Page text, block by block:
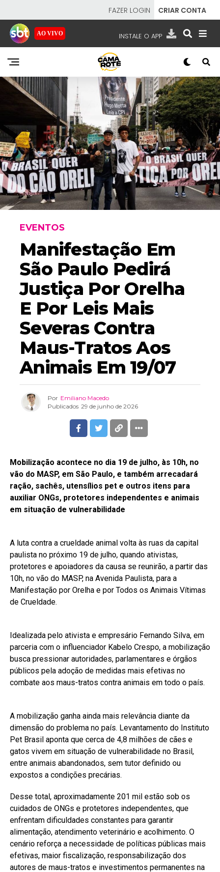
FAZER LOGIN CRIAR CONTA
AO VIVO INSTALE O APP
EMISSORAS
NOSSAS REDES APP TV SBT
SBT- SISTEMA BRASILEIRO DE TELEVISÃO
EVENTOS
Manifestação Em
São Paulo Pedirá
Justiça Por Orelha
E Por Leis Mais
Severas Contra
Maus-Tratos Aos
Animais Em 19/07
Por Emiliano Macedo
Publicados 29 de junho de 2026
Mobilização acontece no dia 19 de julho, às 10h, no
vão do MASP, em São Paulo, e também arrecadará
ração, sachês, utensílios pet e outros itens para
auxiliar ONGs, protetores independentes e animais
em situação de vulnerabilidade
A luta contra a crueldade animal volta às ruas da capital
paulista no próximo 19 de julho, quando ativistas,
protetores e apoiadores da causa se reunirão, a partir das
10h, no vão do MASP, na Avenida Paulista, para a
Manifestação por Orelha e por Todos os Animais Vítimas
de Crueldade.
Idealizada pelo ativista e empresário Fernando Silva, em
parceria com o influenciador Kabelo Crespo, a mobilização
busca pressionar autoridades, parlamentares e órgãos
públicos pela adoção de medidas mais efetivas no
combate aos maus-tratos contra animais em todo o país.
A mobilização ganha ainda mais relevância diante da
dimensão do problema no país. Levantamento do Instituto
Pet Brasil aponta que cerca de 4,8 milhões de cães e
gatos vivem em situação de vulnerabilidade no Brasil,
entre animais abandonados, sem tutor definido ou
expostos a condições precárias.
Desse total, aproximadamente 201 mil estão sob os
cuidados de ONGs e protetores independentes, que
enfrentam dificuldades constantes para garantir
alimentação, atendimento veterinário e acolhimento. O
cenário reforça a necessidade de políticas públicas mais
efetivas, maior fiscalização, responsabilização dos
autores de maus-tratos e investimentos permanentes na